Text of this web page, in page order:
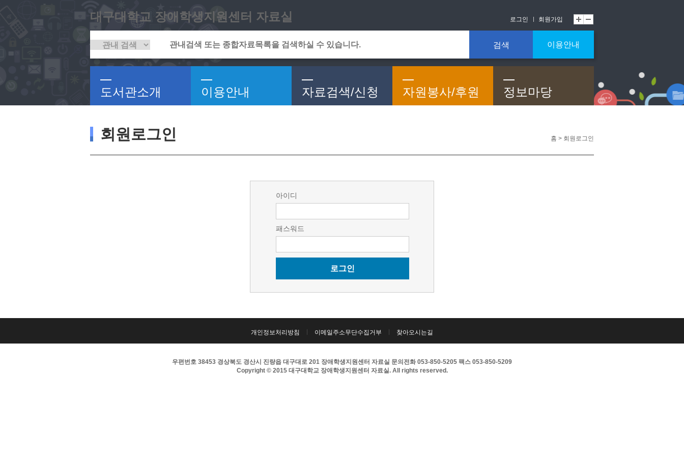
대구대학교 장애학생지원센터 자료실 로그인 회원가입
검색 이용안내
도서관소개 이용안내 자료검색/신청 자원봉사/후원 정보마당
회원로그인 홈 > 회원로그인
아이디
패스워드
로그인
개인정보처리방침 이메일주소무단수집거부 찾아오시는길
우편번호 38453 경상북도 경산시 진량읍 대구대로 201 장애학생지원센터 자료실 문의전화 053-850-5205 팩스 053-850-5209
Copyright © 2015 대구대학교 장애학생지원센터 자료실. All rights reserved.